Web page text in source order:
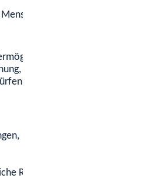
in der Übergangszeit
muss verwertet werden.
Vermietung oder Verpachtung
beispielsweise, weil der
Rechte an Grundstücken.